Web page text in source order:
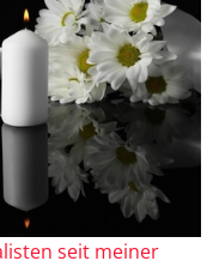
seit meiner